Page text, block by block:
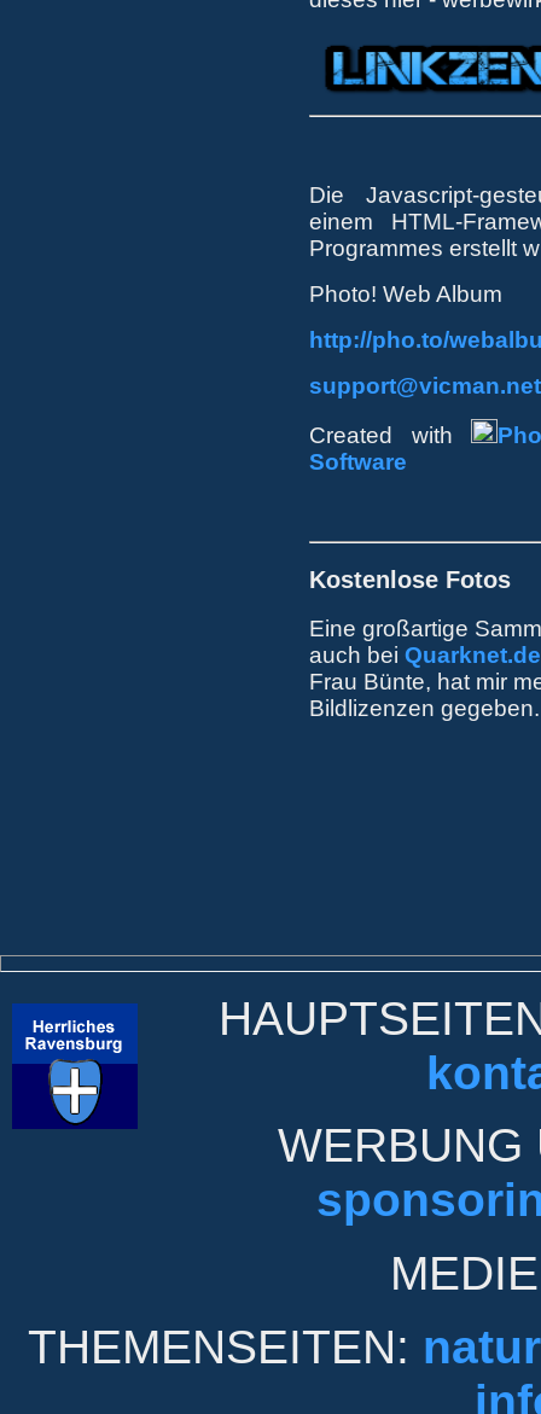
Die Javascript-
einem HTML-
Programmes erstellt
Photo! Web Album
http://pho.to/
support@vicman.net
Created with
Software
Kostenlose Fotos
Eine großartige
auch bei Quarknet.de
Frau Bünte, hat mir
Bildlizenzen gegeben.
WERBUNG
THEMENSEITEN: